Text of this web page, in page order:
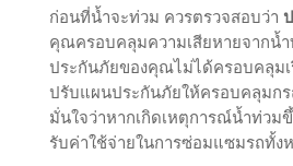
ก่อนที่น้ำจะท่วม ควรตรวจสอบว่า
คุณครอบคลุมความเสียหายจากน้
ประกันภัยของคุณไม่ได้ครอบคลุม
ปรับแผนประกันภัยให้ครอบคลุมก
มั่นใจว่าหากเกิดเหตุการณ์น้ำท่ว
รับค่าใช้จ่ายในการซ่อมแซมรถทั้ง